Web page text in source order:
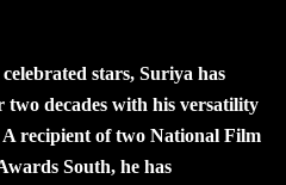
stars, Suriya has
two decades with his versatility
recipient of two National Film
South, he has